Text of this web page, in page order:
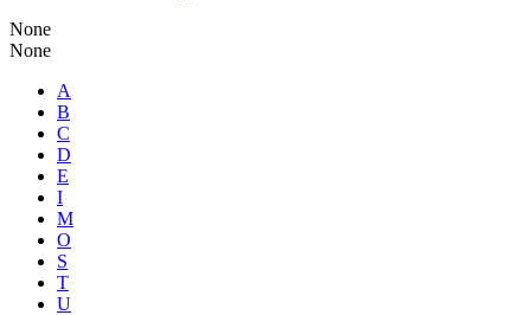
None
None
A
B
C
D
E
I
M
O
S
T
U